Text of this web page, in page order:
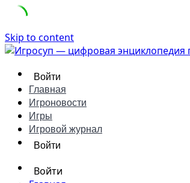
Skip to content
Войти
Главная
Игроновости
Игры
Игровой журнал
Войти
Войти